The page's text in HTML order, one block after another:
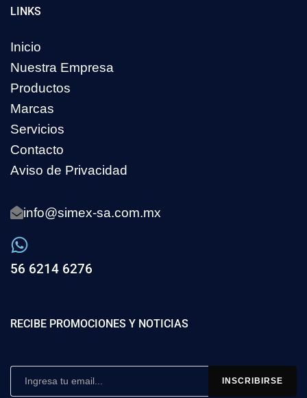
LINKS
Inicio
Nuestra Empresa
Productos
Marcas
Servicios
Contacto
Aviso de Privacidad
info@simex-sa.com.mx
56 6214 6276
RECIBE PROMOCIONES Y NOTICIAS